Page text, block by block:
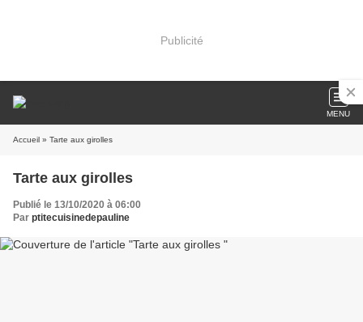
Publicité
MENU
Accueil » Tarte aux girolles
Tarte aux girolles
Publié le 13/10/2020 à 06:00
Par ptitecuisinedepauline